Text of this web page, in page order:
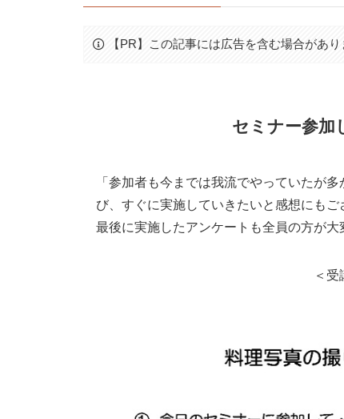
【PR】この記事には広告を含む場合があり
セミナー参加
「参加者も今までは我流でやっていたが
び、すぐに実施していきたいと感想にもご
最後に実施したアンケートも全員の方が大
＜受